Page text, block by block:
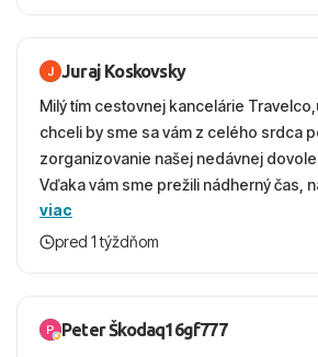
Juraj Koskovsky
Milý tím cestovnej kancelárie
chceli by sme sa vám z celého srdca
zorganizovanie našej nedávnej
Vďaka vám sme prežili nádherný čas,
ešte dlho s úsmevom spomínať.
absolútne hladko – od prvotného
bola to trefa do čierneho! ​Čo nás
služby a personál: Vždy usmievaví,
viac
pred 1 týždňom
Peter Škodaq16gf777